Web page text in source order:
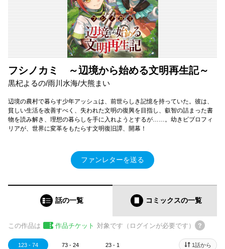
フシノカミ ～辺境から始める文明再生記～
黒杞よるの/雨川水海/大熊まい
辺境の農村で暮らす少年アッシュは、前世らしき記憶を持っていた。彼は、
貧しい生活を改善すべく、失われた文明の復興を目指し、叡智の詰まった書
物を読み解き、理想の暮らしを手に入れようとするが……。幼きビブロフィ
リアが、世界に変革をもたらす文明復旧譚、開幕！
ファンレターを送る
話の一覧 コミックスの一覧
この作品は 作品チケット 対象です（ログインが必要です）
123 - 74 73 - 24 23 - 1 1話から